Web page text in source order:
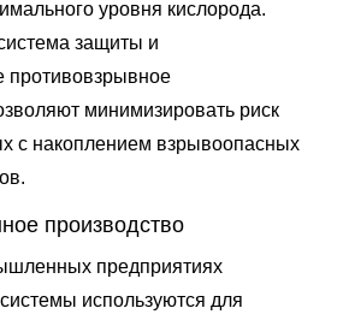
уровня кислорода.
защиты и
противовзрывное
минимизировать риск
с накоплением взрывоопасных
производство
предприятиях
используются для